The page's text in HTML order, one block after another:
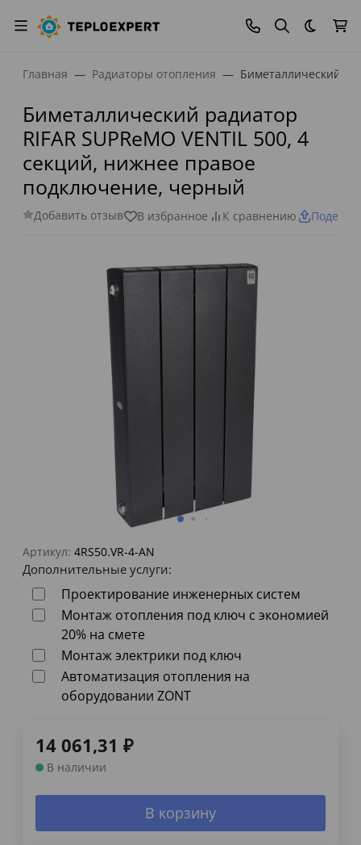
Темная
Главная Радиаторы отопления Биметаллический
Биметаллический радиатор
RIFAR SUPReMO VENTIL 500, 4
секций, нижнее правое
подключение, черный
Добавить отзыв В избранное К сравнению
Артикул: 4RS50.VR-4-AN
Дополнительные услуги:
Проектирование инженерных систем
Монтаж отопления под ключ с экономией
20% на смете
Монтаж электрики под ключ
Автоматизация отопления на
оборудовании ZONT
14 061,31 ₽
В наличии
В корзину